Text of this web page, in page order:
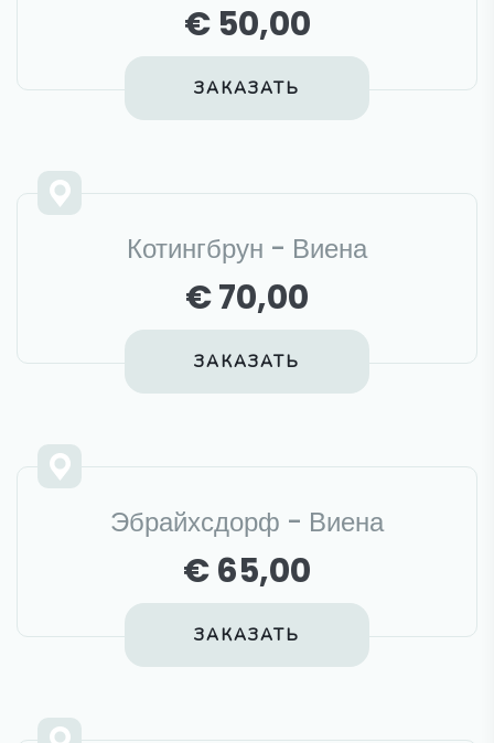
€ 50,00
ЗАКАЗАТЬ
Котингбрун - Виена
€ 70,00
ЗАКАЗАТЬ
Эбрайхсдорф - Виена
€ 65,00
ЗАКАЗАТЬ